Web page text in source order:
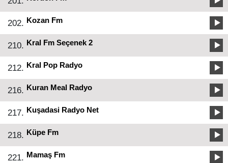
202. Kozan Fm
210. Kral Fm Seçenek 2
212. Kral Pop Radyo
216. Kuran Meal Radyo
217. Kuşadasi Radyo Net
218. Küpe Fm
221. Mamaş Fm